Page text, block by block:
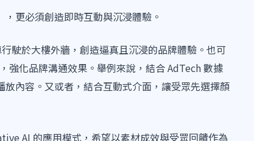
更必須創造即時互動與沉浸體驗。
駛於大樓外牆，創造逼真且沉浸的品牌體驗。也可
強化品牌溝通效果。舉例來說，結合 AdTech 數據
內容。又或者，結合互動式介面，讓受眾先選擇顏
AI 的應用模式，希望以素材成效與受眾回饋作為